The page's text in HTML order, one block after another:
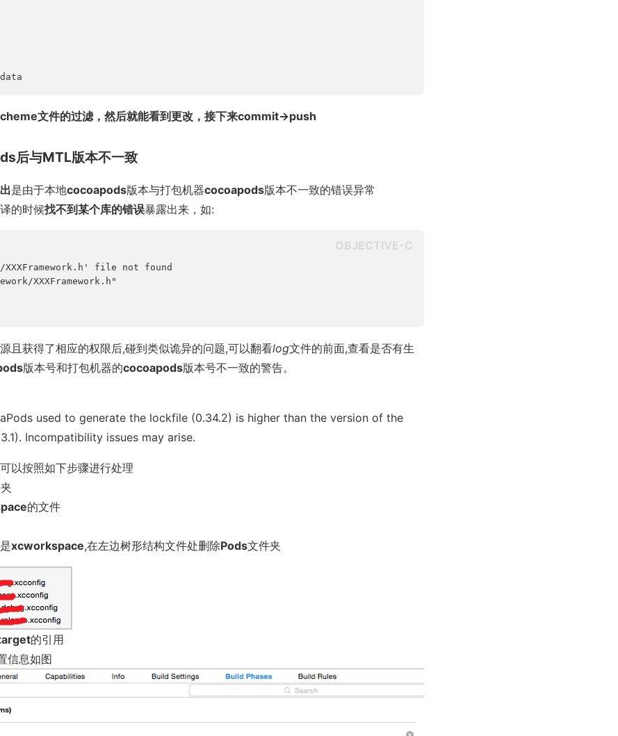
文件的过滤，然后就能看到更改，接下来commit->push
后与MTL版本不一致
是由于本地cocoapods版本与打包机器cocoapods版本不一致的错误异常
的时候找不到某个库的错误暴露出来，如:
XXXFramework.h' file not found
XXXFramework.h"
且获得了相应的权限后,碰到类似诡异的问题,可以翻看log文件的前面,查看是否有生
版本号和打包机器的cocoapods版本号不一致的警告。
used to generate the lockfile (0.34.2) is higher than the version of the
Incompatibility issues may arise.
以按照如下步骤进行处理
的文件
xcworkspace,在左边树形结构文件处删除Pods文件夹
的引用
信息如图